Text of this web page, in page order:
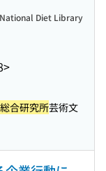
National Diet Library
合研究所芸術文